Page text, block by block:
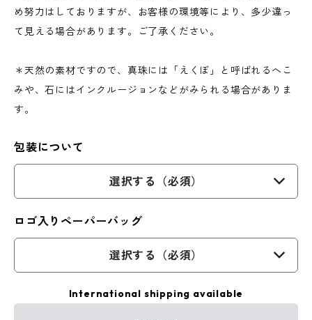
め努力はしておりますが、お客様の環境等により、多少違っ
て見える場合があります。ご了承ください。
＊天然の素材ですので、真珠には「えくぼ」と呼ばれるへこ
みや、石にはインクルージョンなどがみられる場合がありま
す。
包装について
選択する（必須）
ロゴ入りペーパーバッグ
選択する（必須）
International shipping available